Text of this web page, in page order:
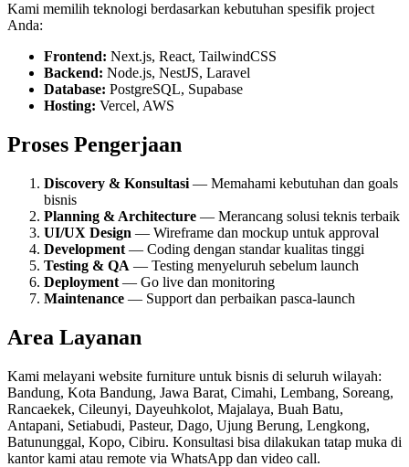
Kami memilih teknologi berdasarkan kebutuhan spesifik project
Anda:
Frontend: Next.js, React, TailwindCSS
Backend: Node.js, NestJS, Laravel
Database: PostgreSQL, Supabase
Hosting: Vercel, AWS
Proses Pengerjaan
Discovery & Konsultasi — Memahami kebutuhan dan goals
bisnis
Planning & Architecture — Merancang solusi teknis terbaik
UI/UX Design — Wireframe dan mockup untuk approval
Development — Coding dengan standar kualitas tinggi
Testing & QA — Testing menyeluruh sebelum launch
Deployment — Go live dan monitoring
Maintenance — Support dan perbaikan pasca-launch
Area Layanan
Kami melayani website furniture untuk bisnis di seluruh wilayah:
Bandung, Kota Bandung, Jawa Barat, Cimahi, Lembang, Soreang,
Rancaekek, Cileunyi, Dayeuhkolot, Majalaya, Buah Batu,
Antapani, Setiabudi, Pasteur, Dago, Ujung Berung, Lengkong,
Batununggal, Kopo, Cibiru. Konsultasi bisa dilakukan tatap muka di
kantor kami atau remote via WhatsApp dan video call.